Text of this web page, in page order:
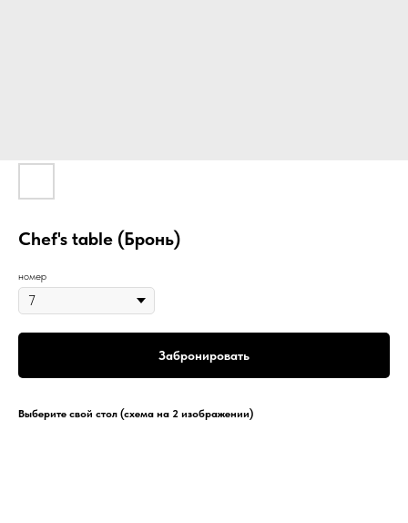
Chef's table (Бронь)
номер
Забронировать
Выберите свой стол (схема на 2 изображении)